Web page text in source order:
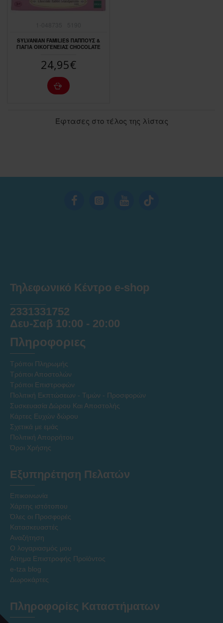
SYLVANIAN FAMILIES ΠΑΠΠΟΥΣ &
ΓΙΑΓΙΑ ΟΙΚΟΓΕΝΕΙΑΣ CHOCOLATE
24,95€
Έφτασες στο τέλος της λίστας
Τηλεφωνικό Κέντρο e-shop
2331331752
Δευ-Σαβ 10:00 - 20:00
Πληροφοριες
Τρόποι Πληρωμής
Τρόποι Αποστολών
Τρόποι Επιστροφών
Πολιτική Εκπτώσεων - Τιμών - Προσφορών
Συσκευασία Δώρου Και Αποστολής
Κάρτες Ευχών δώρου
Σχετικά με εμάς
Πολιτική Απορρήτου
Όροι Χρήσης
Εξυπηρέτηση Πελατών
Επικοινωνία
Χάρτης ιστότοπου
Όλες οι Προσφορές
Κατασκευαστές
Αναζήτηση
Ο λογαριασμός μου
Αίτημα Επιστροφής Προϊόντος
e-tza blog
Δωροκάρτες
Πληροφορίες Καταστήματων